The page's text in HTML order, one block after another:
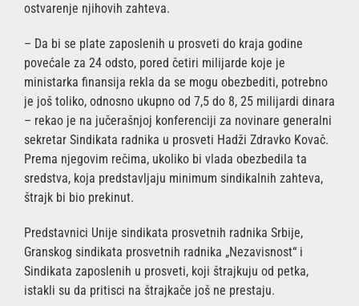
ostvarenje njihovih zahteva.
– Da bi se plate zaposlenih u prosveti do kraja godine
povećale za 24 odsto, pored četiri milijarde koje je
ministarka finansija rekla da se mogu obezbediti, potrebno
je još toliko, odnosno ukupno od 7,5 do 8, 25 milijardi dinara
– rekao je na jučerašnjoj konferenciji za novinare generalni
sekretar Sindikata radnika u prosveti Hadži Zdravko Kovač.
Prema njegovim rečima, ukoliko bi vlada obezbedila ta
sredstva, koja predstavljaju minimum sindikalnih zahteva,
štrajk bi bio prekinut.
Predstavnici Unije sindikata prosvetnih radnika Srbije,
Granskog sindikata prosvetnih radnika „Nezavisnost“ i
Sindikata zaposlenih u prosveti, koji štrajkuju od petka,
istakli su da pritisci na štrajkače još ne prestaju.